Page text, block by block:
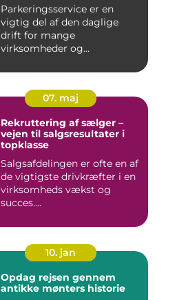
Parkeringsservice er en
vigtig del af den daglige
drift for mange
virksomheder og
07. maj
Rekruttering af sælger –
vejen til salgsresultater i
topklasse
Salgsafdelingen er ofte en af
de vigtigste drivkræfter i en
virksomheds vækst og
succes....
10. jan
Opdag rejsen gennem
antikke mønters historie